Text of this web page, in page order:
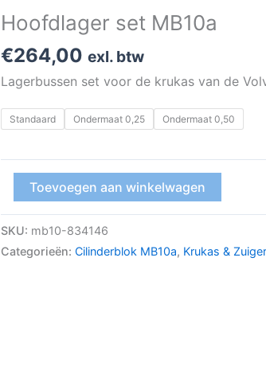
Hoofdlager set MB10a
€264,00 exl. btw
Lagerbussen set voor de krukas van de
Standaard Ondermaat 0,25 Ondermaat 0,50
aantal
Toevoegen aan winkelwagen
SKU: mb10-834146
Categorieën: Cilinderblok MB10a, Krukas &